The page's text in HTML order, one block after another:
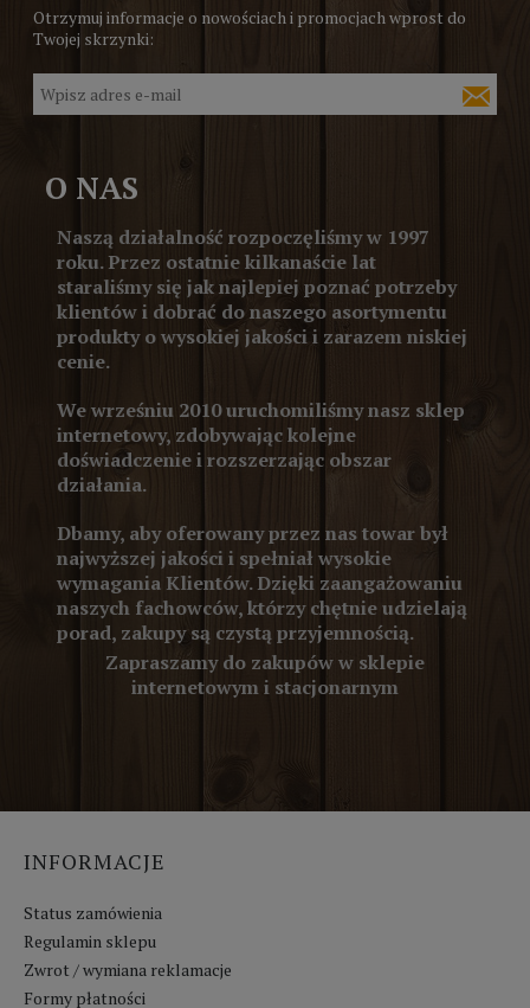
Otrzymuj informacje o nowościach i promocjach wprost do
Twojej skrzynki:
O NAS
Naszą działalność rozpoczęliśmy w 1997
roku. Przez ostatnie kilkanaście lat
staraliśmy się jak najlepiej poznać potrzeby
klientów i dobrać do naszego asortymentu
produkty o wysokiej jakości i zarazem niskiej
cenie.
We wrześniu 2010 uruchomiliśmy nasz sklep
internetowy, zdobywając kolejne
doświadczenie i rozszerzając obszar
działania.
Dbamy, aby oferowany przez nas towar był
najwyższej jakości i spełniał wysokie
wymagania Klientów. Dzięki zaangażowaniu
naszych fachowców, którzy chętnie udzielają
porad, zakupy są czystą przyjemnością.
Zapraszamy do zakupów w sklepie
internetowym i stacjonarnym
INFORMACJE
Status zamówienia
Regulamin sklepu
Zwrot / wymiana reklamacje
Formy płatności